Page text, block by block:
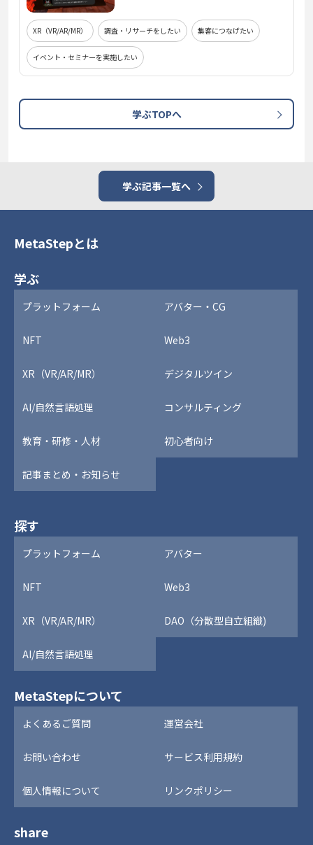
XR（VR/AR/MR） 調査・リサーチをしたい 集客につなげたい
イベント・セミナーを実施したい
学ぶTOPへ
学ぶ記事一覧へ
MetaStepとは
学ぶ
プラットフォーム アバター・CG
NFT Web3
XR（VR/AR/MR） デジタルツイン
AI/自然言語処理 コンサルティング
教育・研修・人材 初心者向け
記事まとめ・お知らせ
探す
プラットフォーム アバター
NFT Web3
XR（VR/AR/MR） DAO（分散型自立組織)
AI/自然言語処理
MetaStepについて
よくあるご質問 運営会社
お問い合わせ サービス利用規約
個人情報について リンクポリシー
share